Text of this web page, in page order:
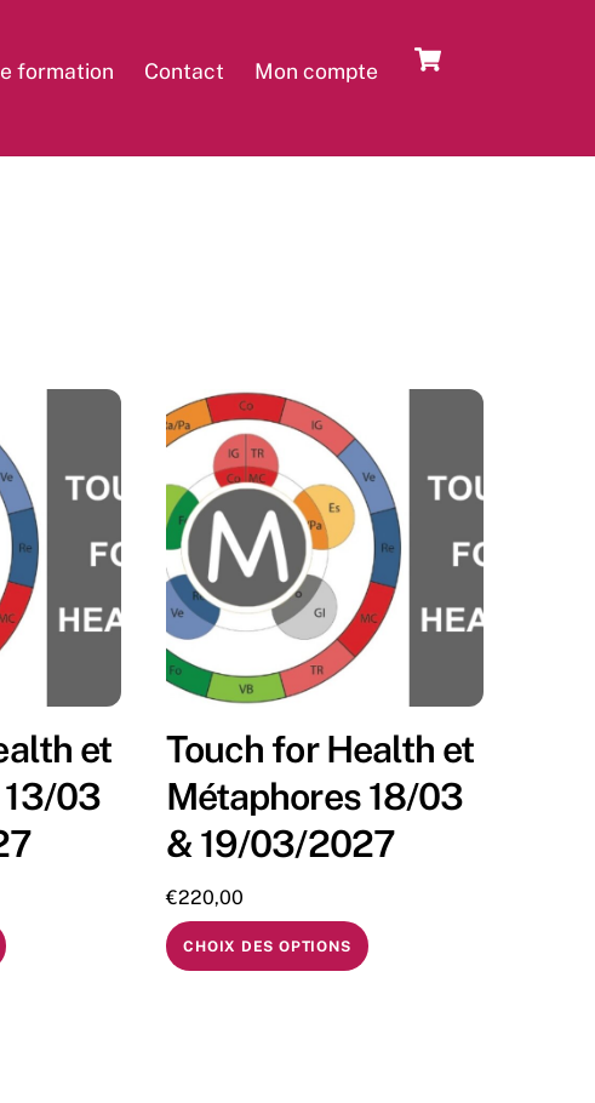
formation Contact Mon compte
et
03
Touch for Health et
Métaphores 18/03
& 19/03/2027
€220,00
CHOIX DES OPTIONS